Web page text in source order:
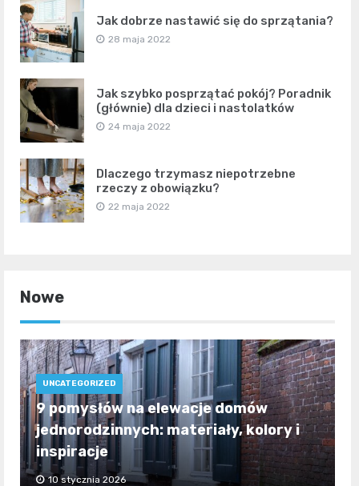
Jak dobrze nastawić się do sprzątania?
28 maja 2022
Jak szybko posprzątać pokój? Poradnik
(głównie) dla dzieci i nastolatków
24 maja 2022
Dlaczego trzymasz niepotrzebne
rzeczy z obowiązku?
22 maja 2022
Nowe
UNCATEGORIZED
9 pomysłów na elewacje domów
jednorodzinnych: materiały, kolory i
inspiracje
10 stycznia 2026